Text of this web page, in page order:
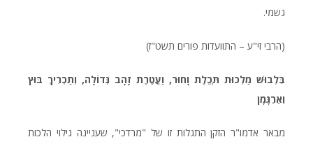
גשמי.
(הרבי זי"ע – התוועדות פורים תשט"ז)
בִּלְבוּשׁ מַלְכוּת תְּכֵלֶת וָחוּר, וַעֲטֶרֶת זָהָב גְּדוֹלָה, וְתַכְרִיךְ בּוּץ
וְאַרְגָּמָן
מבאר אדמו"ר הזקן התגלות זו של "מרדכי", שעניינה גילוי הלכות